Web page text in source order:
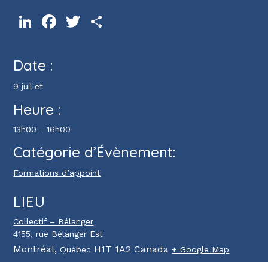
LinkedInFacebookTwitter
Date :
9 juillet
Heure :
13h00 - 16h00
Catégorie d’Évènement:
Formations d’appoint
LIEU
Collectif – Bélanger
4155, rue Bélanger Est
Montréal, Québec H1T 1A2 Canada + Google Map